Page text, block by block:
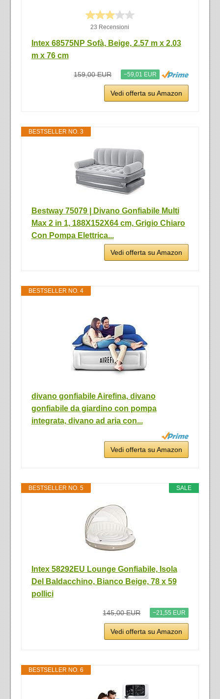
23 Recensioni
Intex 68575NP Sofà, Beige, 2.57 m x 2.03
m x 76 cm
159,00 EUR −59,01 EUR
Vedi offerta su Amazon
BESTSELLER NO. 3
Bestway 75079 | Divano Gonfiabile Multi
Max 2 in 1, 188X152X64 cm, Grigio Chiaro
Con Pompa Elettrica...
Vedi offerta su Amazon
BESTSELLER NO. 4
divano gonfiabile Airefina, divano
gonfiabile da giardino con pompa
integrata, divano ad aria con...
Vedi offerta su Amazon
SALE
BESTSELLER NO. 5
Intex 58292EU Lounge Gonfiabile, Isola
Del Baldacchino, Bianco Beige, 78 x 59
pollici
145,00 EUR −21,55 EUR
Vedi offerta su Amazon
BESTSELLER NO. 6